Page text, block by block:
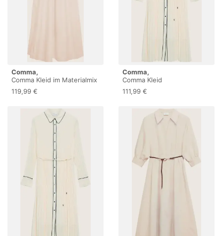
Comma,
Comma Kleid im Materialmix
119,99 €
Comma,
Comma Kleid
111,99 €